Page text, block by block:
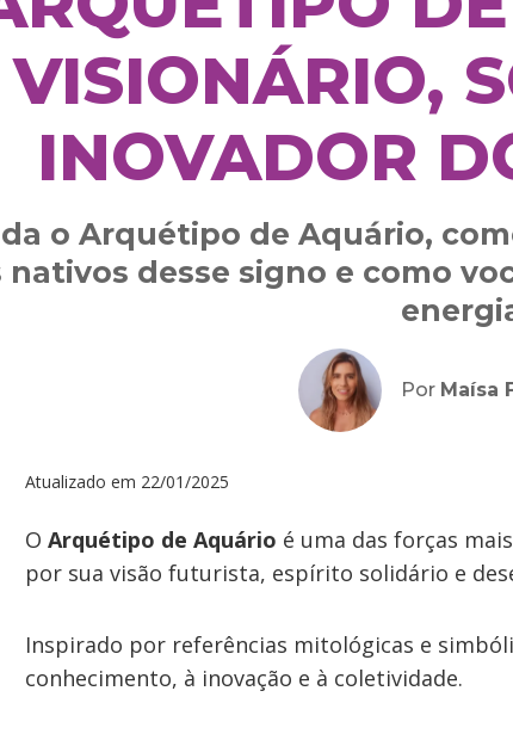
VISIONÁRIO,
INOVADOR
o Arquétipo de Aquário,
nativos desse signo e como
Por Maísa
Atualizado em 22/01/2025
O Arquétipo de Aquário é uma das forças
por sua visão futurista, espírito solidário e
Inspirado por referências mitológicas e
conhecimento, à inovação e à coletividade.